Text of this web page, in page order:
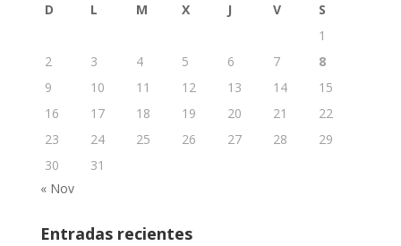
D L M X J V
S
1
2
3 4 5 6 7
8
9
10 11 12 13 14
15
16
17 18 19 20 21
22
23
24 25 26 27 28
29
30
31
« Nov
Entradas recientes